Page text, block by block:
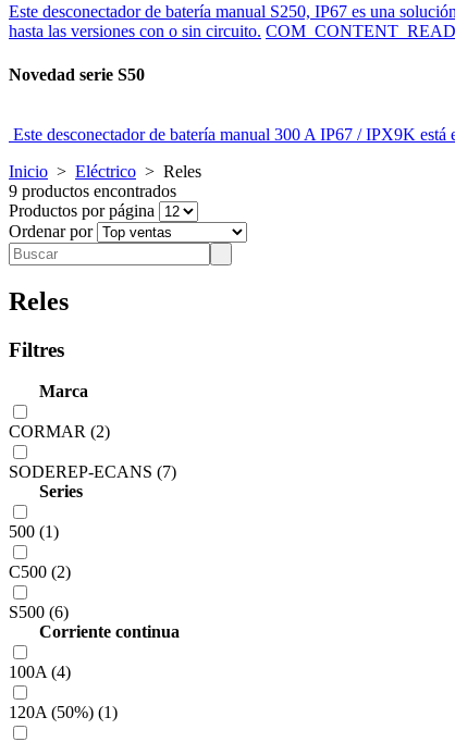
Este desconectador de batería manual S250, IP67 es una
hasta las versiones con o sin circuito.
Novedad serie S50
Este desconectador de batería manual 300 A IP67 / IPX9K
Inicio > Eléctrico > Reles
9 productos encontrados
Productos por página
Ordenar por
Reles
Filtres
Marca
CORMAR (2)
SODEREP-ECANS (7)
Series
500 (1)
C500 (2)
S500 (6)
Corriente continua
100A (4)
120A (50%) (1)